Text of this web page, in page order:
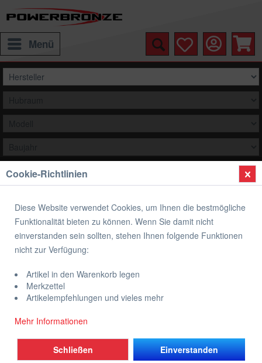
Menü
Auswählen
Übersicht Verkleidungsscheibe Standard Form
Verkleidungsscheibe Standard Form
SUZUKI GSX-R 1000
Cookie-Richtlinien
Diese Website verwendet Cookies, um Ihnen die bestmögliche
Funktionalität bieten zu können. Wenn Sie damit nicht
einverstanden sein sollten, stehen Ihnen folgende Funktionen
nicht zur Verfügung:
Artikel in den Warenkorb legen
Merkzettel
Artikelempfehlungen und vieles mehr
Mehr Informationen
Einverstanden
Schließen